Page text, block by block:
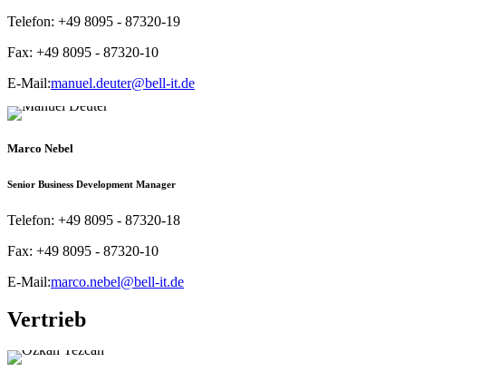
Telefon: +49 8095 - 87320-19
Fax: +49 8095 - 87320-10
E-Mail:manuel.deuter@bell-it.de
Marco Nebel
Senior Business Development Manager
Telefon: +49 8095 - 87320-18
Fax: +49 8095 - 87320-10
E-Mail:marco.nebel@bell-it.de
Vertrieb